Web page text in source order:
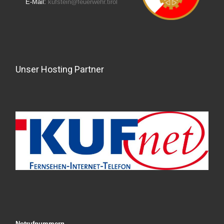
E-Mail: kufstein@feuerwehr.tirol
Unser Hosting Partner